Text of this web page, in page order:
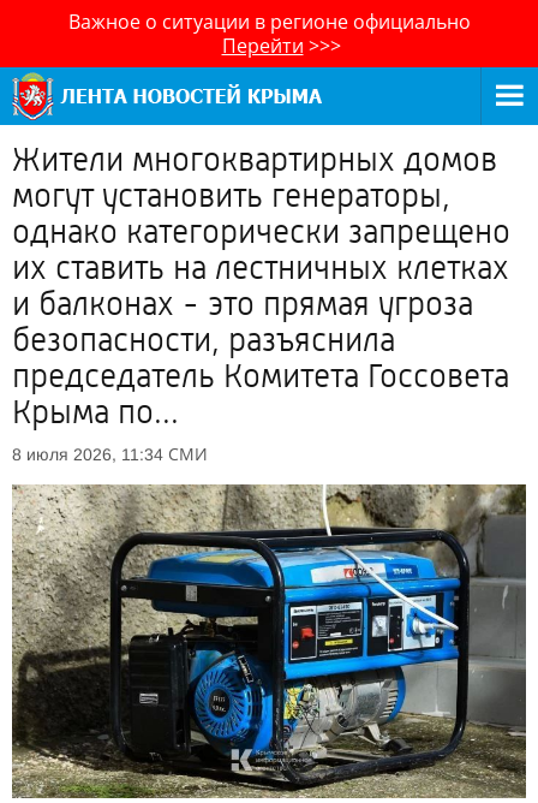
Важное о ситуации в регионе официально
Перейти >>>
Жители многоквартирных домов
могут установить генераторы,
однако категорически запрещено
их ставить на лестничных клетках
и балконах - это прямая угроза
безопасности, разъяснила
председатель Комитета Госсовета
Крыма по...
8 июля 2026, 11:34 СМИ